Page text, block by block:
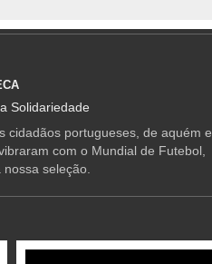
Solidariedade
cidadãos portugueses, de aquém e
com o Mundial de Futebol,
seleção.